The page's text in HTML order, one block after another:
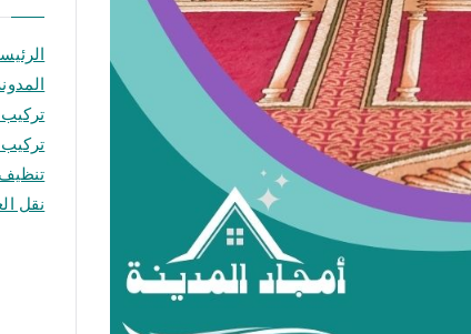
تركيب
نقل